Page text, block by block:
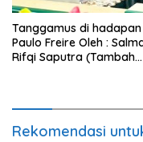
Tanggamus di hadapan
Paulo Freire Oleh :
Rifqi Saputra (Tambah
Rekomendasi